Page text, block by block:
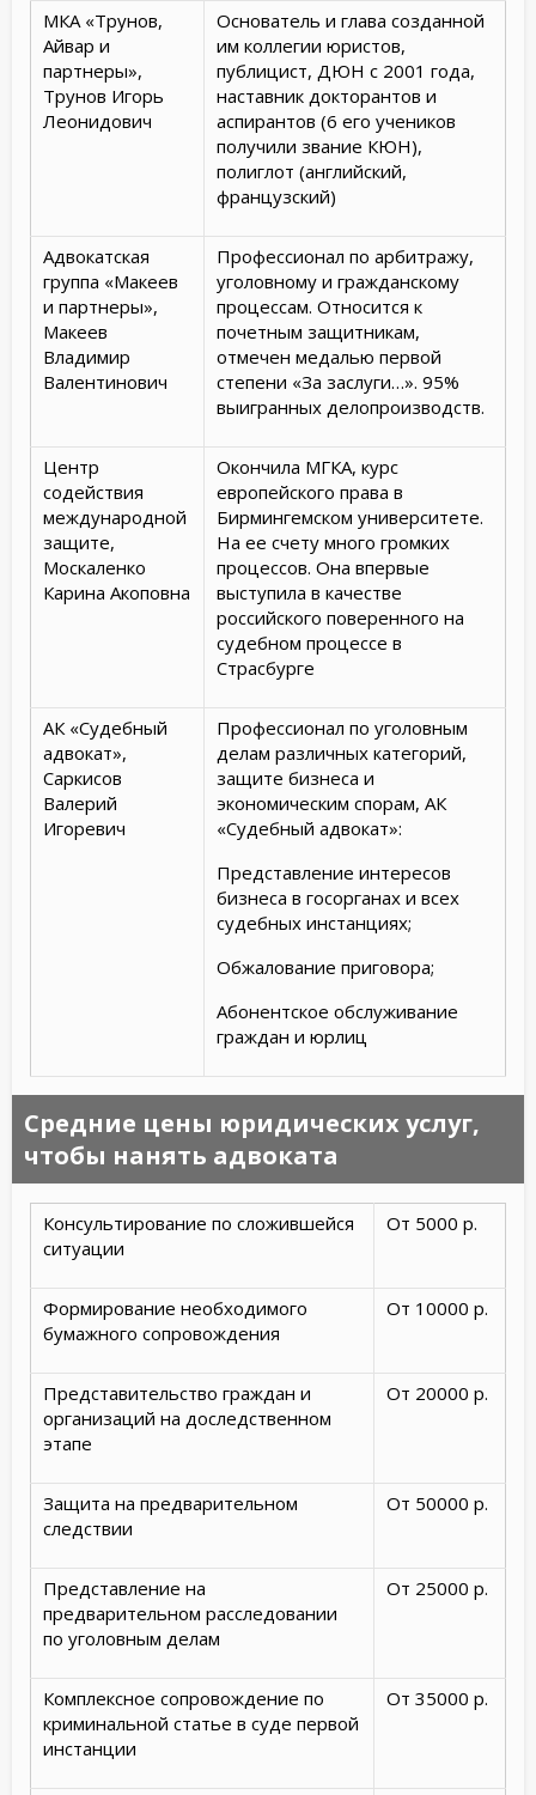
МКА «Трунов,
Айвар и
партнеры»,
Трунов Игорь
Леонидович
Основатель и глава созданной
им коллегии юристов,
публицист, ДЮН с 2001 года,
наставник докторантов и
аспирантов (6 его учеников
получили звание КЮН),
полиглот (английский,
французский)
Адвокатская
группа «Макеев
и партнеры»,
Макеев
Владимир
Валентинович
Профессионал по арбитражу,
уголовному и гражданскому
процессам. Относится к
почетным защитникам,
отмечен медалью первой
степени «За заслуги…». 95%
выигранных делопроизводств.
Центр
содействия
международной
защите,
Москаленко
Карина Акоповна
Окончила МГКА, курс
европейского права в
Бирмингемском университете.
На ее счету много громких
процессов. Она впервые
выступила в качестве
российского поверенного на
судебном процессе в
Страсбурге
АК «Судебный
адвокат»,
Саркисов
Валерий
Игоревич
Профессионал по уголовным
делам различных категорий,
защите бизнеса и
экономическим спорам, АК
«Судебный адвокат»:
Представление интересов
бизнеса в госорганах и всех
судебных инстанциях;
Обжалование приговора;
Абонентское обслуживание
граждан и юрлиц
Средние цены юридических услуг,
чтобы нанять адвоката
Консультирование по сложившейся
ситуации
От 5000 р.
Формирование необходимого
бумажного сопровождения
От 10000 р.
Представительство граждан и
организаций на доследственном
этапе
От 20000 р.
Защита на предварительном
следствии
От 50000 р.
Представление на
предварительном расследовании
по уголовным делам
От 25000 р.
Комплексное сопровождение по
криминальной статье в суде первой
инстанции
От 35000 р.